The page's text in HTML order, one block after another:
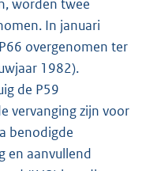
worden twee
In januari
overgenomen ter
1982).
de P59
vervanging zijn voor
benodigde
en aanvullend